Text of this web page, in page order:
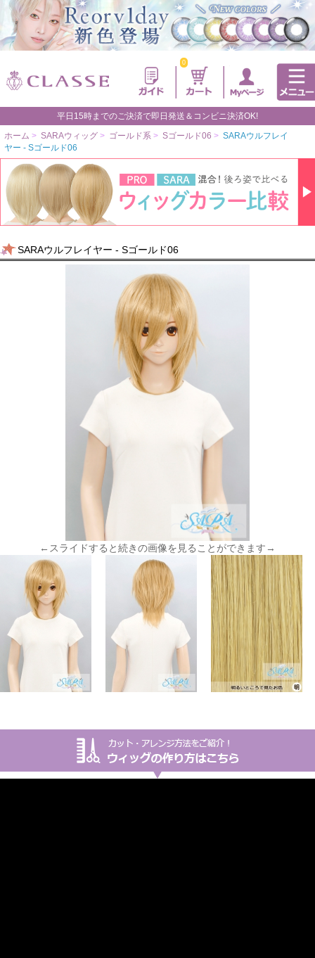
0
平日15時までのご決済で即日発送＆コンビニ決済OK!
ホーム > SARAウィッグ > ゴールド系 > Sゴールド06 > SARAウルフレイ
ヤー - Sゴールド06
SARAウルフレイヤー - Sゴールド06
←スライドすると続きの画像を見ることができます→